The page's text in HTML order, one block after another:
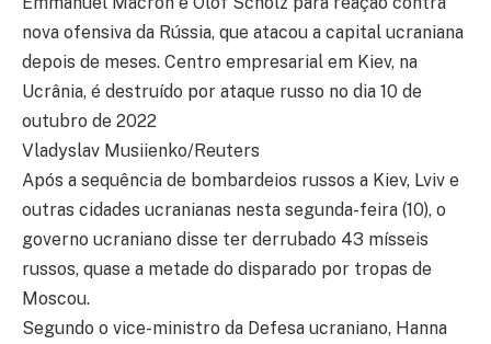
nova ofensiva da Rússia, que atacou a capital ucraniana
depois de meses. Centro empresarial em Kiev, na
Ucrânia, é destruído por ataque russo no dia 10 de
outubro de 2022
Vladyslav Musiienko/Reuters
Após a sequência de bombardeios russos a Kiev, Lviv e
outras cidades ucranianas nesta segunda-feira (10), o
governo ucraniano disse ter derrubado 43 mísseis
russos, quase a metade do disparado por tropas de
Moscou.
Segundo o vice-ministro da Defesa ucraniano, Hanna